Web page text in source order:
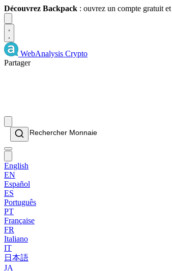
Découvrez Backpack : ouvrez un compte gratuit
WebAnalysis Crypto
Partager
English
EN
Español
ES
Português
PT
Française
FR
Italiano
IT
日本語
JA